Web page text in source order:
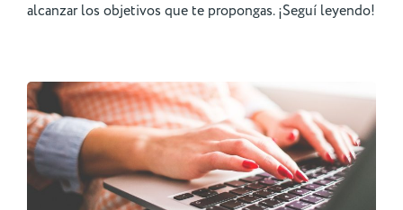
alcanzar los objetivos que te propongas. ¡Seguí leyendo!